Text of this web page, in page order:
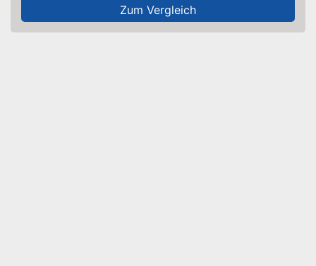
Zum Vergleich